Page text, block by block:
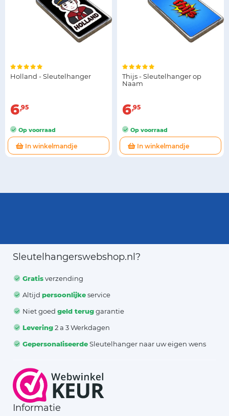
Holland - Sleutelhanger
6 95
Op voorraad
In winkelmandje
Thijs - Sleutelhanger op
Naam
6 95
Op voorraad
In winkelmandje
Sleutelhangerswebshop.nl?
Gratisverzending
Altijdpersoonlijkeservice
Niet goedgeld teruggarantie
Levering2 a 3 Werkdagen
GepersonaliseerdeSleutelhanger naar uw eigen wens
Informatie